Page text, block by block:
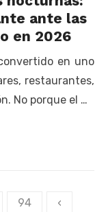
ante las
en 2026
en uno
restaurantes,
No porque el …
94 ‹